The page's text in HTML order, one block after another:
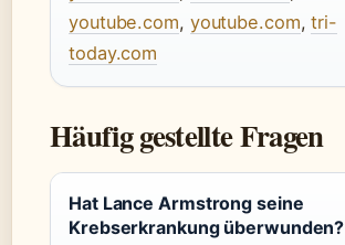
youtube.com, youtube.com,tri-
today.com
Häufig gestellte Fragen
Hat Lance Armstrong seine
Krebserkrankung überwunden?